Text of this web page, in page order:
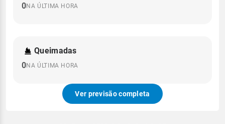
0NA ÚLTIMA HORA
Queimadas
0NA ÚLTIMA HORA
Ver previsão completa